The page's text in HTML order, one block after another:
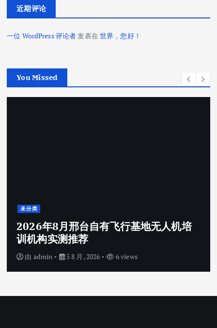
近期评论
一位 WordPress 评论者 发表在世界，您好！
You Missed
未分类
2026年8月邢台自有飞行基地无人机培
训机构实测推荐
由 admin 5 8 月, 2026 6 views